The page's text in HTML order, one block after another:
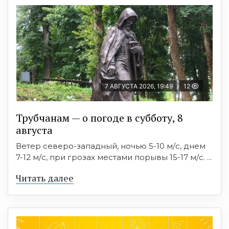
7 АВГУСТА 2026, 19:49 12
Трубчанам — о погоде в субботу, 8
августа
Ветер северо-западный, ночью 5-10 м/с, днем
7-12 м/с, при грозах местами порывы 15-17 м/с. ...
Читать далее